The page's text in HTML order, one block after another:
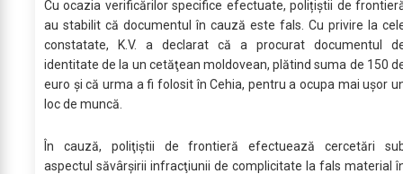
Cu ocazia verificărilor specifice efectuate, polițiștii de
au stabilit că documentul în cauză este fals. Cu privire la
constatate, K.V. a declarat că a procurat documentul
identitate de la un cetăţean moldovean, plătind suma de 150
euro și că urma a fi folosit în Cehia, pentru a ocupa mai ușor
loc de muncă.
În cauză, poliţiştii de frontieră efectuează cercetări
aspectul săvârşirii infracţiunii de complicitate la fals material